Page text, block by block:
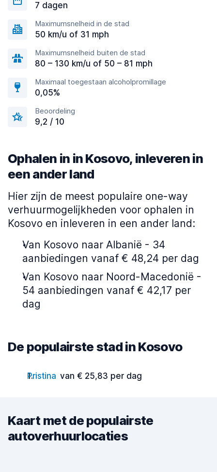
7 dagen
Maximumsnelheid in de stad
50 km/u of 31 mph
Maximumsnelheid buiten de stad
80 – 130 km/u of 50 – 81 mph
Maximaal toegestaan alcoholpromillage
0,05%
Beoordeling
9,2 / 10
Ophalen in in Kosovo, inleveren in
een ander land
Hier zijn de meest populaire one-way
verhuurmogelijkheden voor ophalen in
Kosovo en inleveren in een ander land:
Van Kosovo naar Albanië - 34
aanbiedingen vanaf € 48,24 per dag
Van Kosovo naar Noord-Macedonië -
54 aanbiedingen vanaf € 42,17 per
dag
De populairste stad in Kosovo
Pristina van € 25,83 per dag
Kaart met de populairste
autoverhuurlocaties